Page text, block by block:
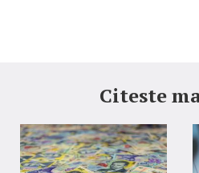
Citeste